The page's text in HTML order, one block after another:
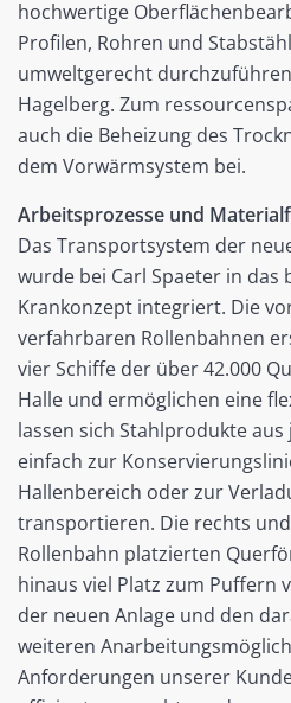
hochwertige
Profilen, Rohren und
umweltgerecht
Hagelberg. Zum
auch die Beheizung des
dem Vorwärmsystem bei.
Arbeitsprozesse und
Das Transportsystem der
wurde bei Carl Spaeter in das
Krankonzept integriert. Die
verfahrbaren Rollenbahnen
vier Schiffe der über 42.000
Halle und ermöglichen eine
lassen sich Stahlprodukte
einfach zur
Hallenbereich oder zur
transportieren. Die rechts
Rollenbahn platzierten
hinaus viel Platz zum Puffern
der neuen Anlage und den
weiteren
Anforderungen unserer